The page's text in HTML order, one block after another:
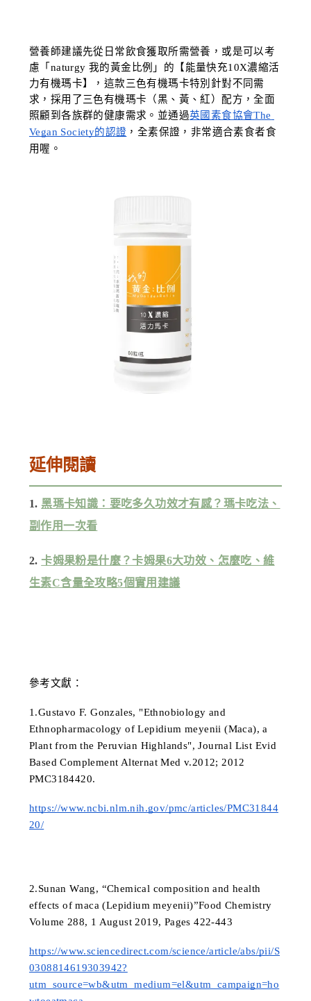
營養師建議先從日常飲食獲取所需營養，或是可以考
慮「naturgy 我的黃金比例」的【能量快充10X濃縮活
力有機瑪卡】，這款三色有機瑪卡特別針對不同需
求，採用了三色有機瑪卡（黑、黃、紅）配方，全面
照顧到各族群的健康需求。並通過英國素食協會The
Vegan Society的認證 ，全素保證，非常適合素食者食
用喔。
延伸閱讀
1. 黑瑪卡知識：要吃多久功效才有感？瑪卡吃法、
副作用一次看
2. 卡姆果粉是什麼？卡姆果6大功效、怎麼吃、維
生素C含量全攻略5個實用建議
參考文獻：
1.Gustavo F. Gonzales, "Ethnobiology and
Ethnopharmacology of Lepidium meyenii (Maca), a
Plant from the Peruvian Highlands", Journal List Evid
Based Complement Alternat Med v.2012; 2012
PMC3184420.
https://www.ncbi.nlm.nih.gov/pmc/articles/PMC31844
20/
2.Sunan Wang, “Chemical composition and health
effects of maca (Lepidium meyenii)”Food Chemistry
Volume 288, 1 August 2019, Pages 422-443
https://www.sciencedirect.com/science/article/abs/pii/S
0308814619303942?
utm_source=wb&utm_medium=el&utm_campaign=ho